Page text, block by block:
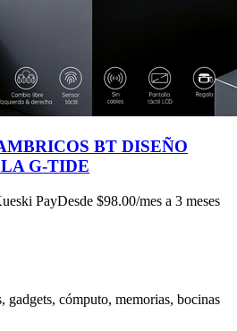
BT DISEÑO
G-TIDE
PayDesde $98.00/mes a 3 meses
gadgets, cómputo, memorias, bocinas